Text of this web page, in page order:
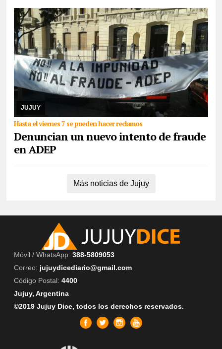
JUJUY
Hasta el viernes 7 se pueden hacer reclamos
Denuncian un nuevo intento de fraude
en ADEP
06/08/2026 De cara a las elecciones nacionales de CTERA del 2
de septiembre, integrante de la lista Multicolor sostuvo que hace
días que la Junta Electoral no s ...
Más noticias de Jujuy
Móvil / WhatsApp: 388-5809053
Correo: jujuydicediario@gmail.com
Código Postal: 4400
Jujuy, Argentina
©2019 Jujuy Dice, todos los derechos reservados.